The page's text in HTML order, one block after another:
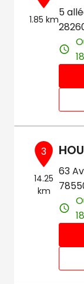
1.85 km
5
3
14.25
km
63